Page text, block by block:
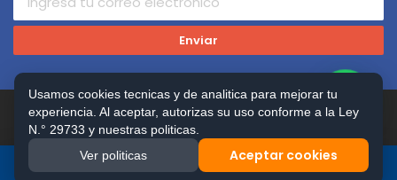
Enviar
Copyright © 2026 LOCASA. Todos los Derechos
Reservados. Powered byFerVilela Digital Consulting
Usamos cookies tecnicas y de analitica para mejorar tu
experiencia. Al aceptar, autorizas su uso conforme a la Ley
N.° 29733 y nuestras politicas.
Ver politicas
Aceptar cookies